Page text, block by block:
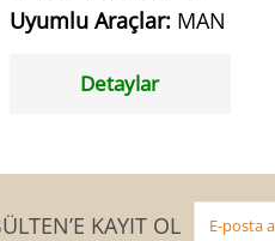
Uyumlu Araçlar: MAN
Detaylar
KAYIT OL